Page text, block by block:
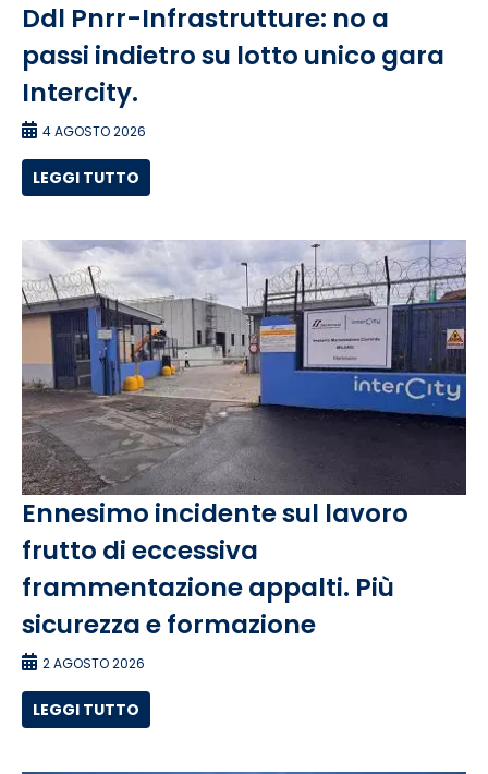
Ddl Pnrr-Infrastrutture: no a
passi indietro su lotto unico gara
Intercity.
4 AGOSTO 2026
LEGGI TUTTO
Ennesimo incidente sul lavoro
frutto di eccessiva
frammentazione appalti. Più
sicurezza e formazione
2 AGOSTO 2026
LEGGI TUTTO